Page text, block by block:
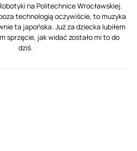
na Politechnice Wrocławskiej.
technologią oczywiście, to muzyka
ta japońska. Już za dziecka lubiłem
sprzęcie, jak widać zostało mi to do
dziś.